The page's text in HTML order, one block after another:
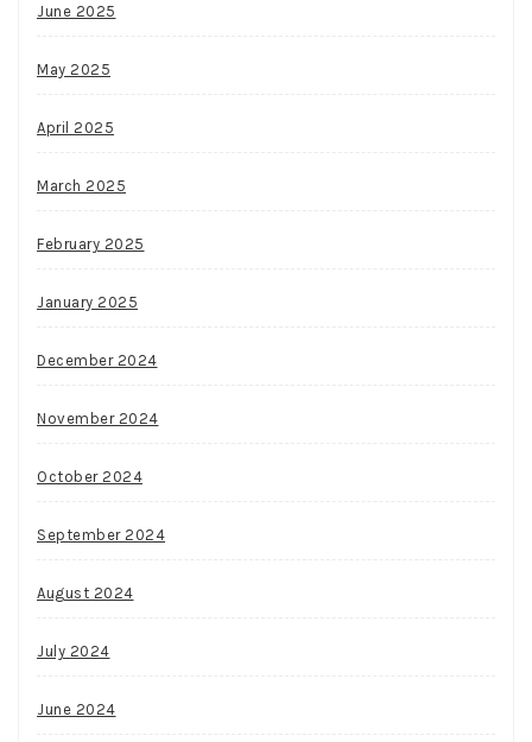
June 2025
May 2025
April 2025
March 2025
February 2025
January 2025
December 2024
November 2024
October 2024
September 2024
August 2024
July 2024
June 2024